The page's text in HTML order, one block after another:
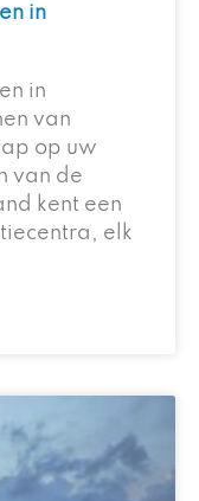
in
in
van
op uw
van de
kent een
elk